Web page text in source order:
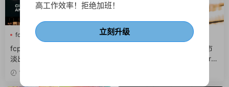
fcpx叠加层
fcpx转场插件 高级电影级淡入
淡出转场渐隐视频过渡动画
1天前
fcpx光效
fcpx叠加层
fcpx图形动画
fcpx转场插件 25组光晕城市
光影梦幻光斑转场finalcutpro
高工作效率！拒绝加班！
立刻升级